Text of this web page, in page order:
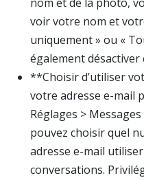
voir votre nom et
uniquement » ou «
également
**Choisir d’utiliser
votre adresse e-mail
Réglages >
pouvez choisir quel
adresse e-mail
conversations.